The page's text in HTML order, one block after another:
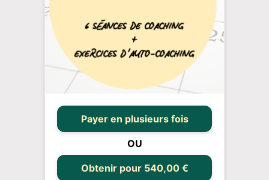
Payer en plusieurs fois
OU
Obtenir pour 540,00 €